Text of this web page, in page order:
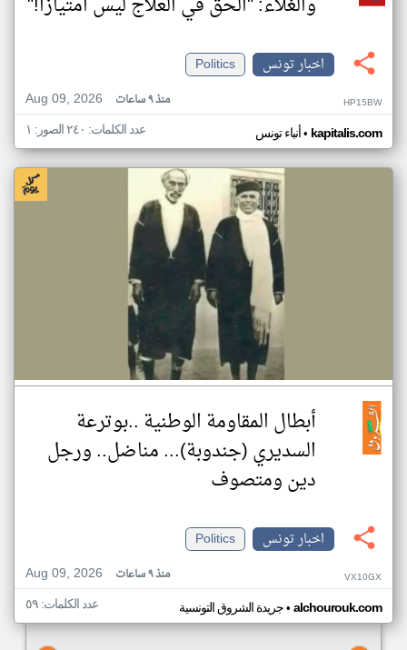
اخبار تونس
Politics
Aug 09, 2026
منذ ٩ ساعات HP15BW
أنباء تونس• kapitalis.com عدد الكلمات: ٢٤٠ الصور: ١
أبطال المقاومة الوطنية ..بوترعة
السديري (جندوبة)... مناضل.. ورجل
دين ومتصوف
اخبار تونس
Politics
Aug 09, 2026
منذ ٩ ساعات VX10GX
جريدة الشروق التونسية• alchourouk.com عدد الكلمات: ٥٩